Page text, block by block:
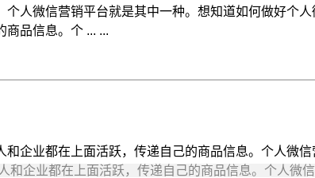
个人微信营销平台就是其中一种。想知道如何做
品信息。个 ... ...
企业都在上面活跃，传递自己的商品信息。个人微信
企业都在上面活跃，传递自己的商品信息。个人微